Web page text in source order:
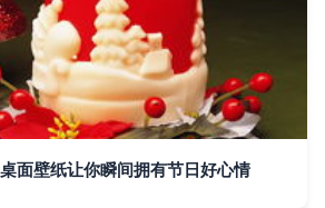
面壁纸让你瞬间拥有节日好心情